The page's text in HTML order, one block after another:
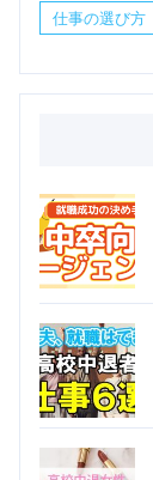
仕事の選び方